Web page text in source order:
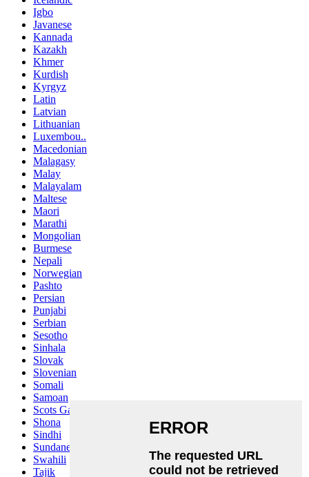
Igbo
Javanese
Kannada
Kazakh
Khmer
Kurdish
Kyrgyz
Latin
Latvian
Lithuanian
Luxembou..
Macedonian
Malagasy
Malay
Malayalam
Maltese
Maori
Marathi
Mongolian
Burmese
Nepali
Norwegian
Pashto
Persian
Punjabi
Serbian
Sesotho
Sinhala
Slovak
Slovenian
Somali
Samoan
Scots Gaelic
Shona
Sindhi
Sundanese
Swahili
Tajik